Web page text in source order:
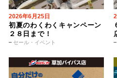
2026年6月25日
セール・イベント
初夏のわくわくキャンペーン
２８日まで！